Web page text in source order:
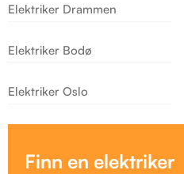
Elektriker Drammen
Elektriker Bodø
Elektriker Oslo
Finn en elektriker